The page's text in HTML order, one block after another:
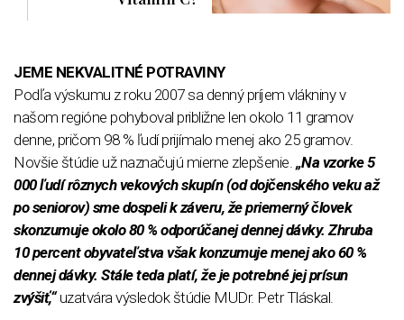
JEME NEKVALITNÉ POTRAVINY
Podľa výskumu z roku 2007 sa denný príjem vlákniny v
našom regióne pohyboval približne len okolo 11 gramov
denne, pričom 98 % ľudí prijímalo menej ako 25 gramov.
Novšie štúdie už naznačujú mierne zlepšenie. „Na vzorke 5
000 ľudí rôznych vekových skupín (od dojčenského veku až
po seniorov) sme dospeli k záveru, že priemerný človek
skonzumuje okolo 80 % odporúčanej dennej dávky. Zhruba
10 percent obyvateľstva však konzumuje menej ako 60 %
dennej dávky. Stále teda platí, že je potrebné jej prísun
zvýšiť,“uzatvára výsledok štúdie MUDr. Petr Tláskal.